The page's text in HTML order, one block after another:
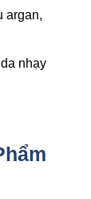
argan,
nhạy